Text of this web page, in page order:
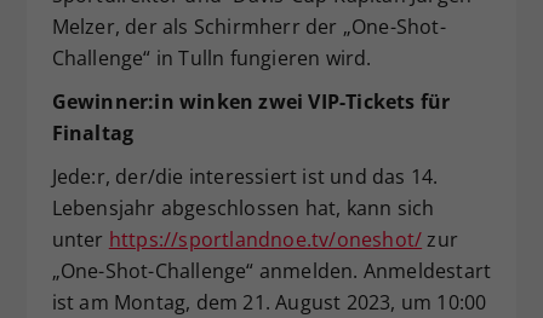
Melzer, der als Schirmherr der „One-Shot-
Challenge“ in Tulln fungieren wird.
Gewinner:in winken zwei VIP-Tickets für
Finaltag
Jede:r, der/die interessiert ist und das 14.
Lebensjahr abgeschlossen hat, kann sich
unter https://sportlandnoe.tv/oneshot/zur
„One-Shot-Challenge“ anmelden. Anmeldestart
ist am Montag, dem 21. August 2023, um 10:00